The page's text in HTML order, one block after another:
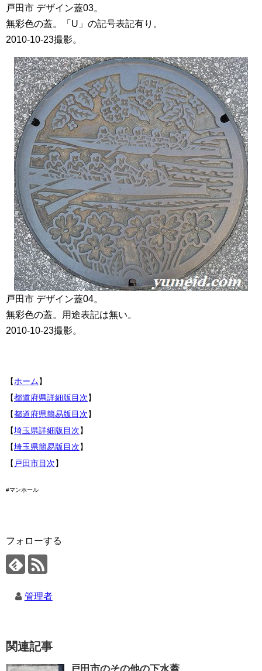
戸田市 デザイン蓋03。
無彩色の蓋。「U」の記号表記有り。
2010-10-23撮影。
戸田市 デザイン蓋04。
無彩色の蓋。用途表記は無い。
2010-10-23撮影。
【ホーム】
【都道府県詳細版目次】
【都道府県簡易版目次】
【埼玉県詳細版目次】
【埼玉県簡易版目次】
【 戸田市目次】
#マンホール
フォローする
管理者
関連記事